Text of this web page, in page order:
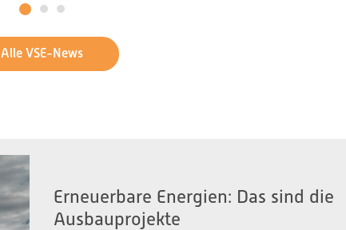
1 2 3
Alle VSE-News
Erneuerbare Energien: Das sind die
Ausbauprojekte